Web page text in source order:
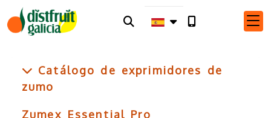
Catálogo de exprimidores de
zumo
Zumex Essential Pro